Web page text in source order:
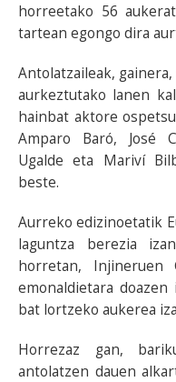
horreetako 56
tartean egongo dira
Antolatzaileak,
aurkeztutako lanen
hainbat aktore
Amparo Baró, José
Ugalde eta Mariví
beste.
Aurreko edizinoetatik
laguntza berezia
horretan, Injineruen
emonaldietara
bat lortzeko aukerea
Horrezaz gan,
antolatzen dauen